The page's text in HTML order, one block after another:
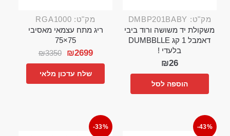
מק"ט: DMBP201BABY
משקולת יד משושה ורוד ביבי
דאמבל 1 קג DUMBBLLE
בלעדי !
₪26
הוספה לסל
מק"ט: RGA1000
ריג מתח עצמאי מאסיבי
75×75
₪3350 ₪2699
שלח עדכון מלאי
-43%
-33%